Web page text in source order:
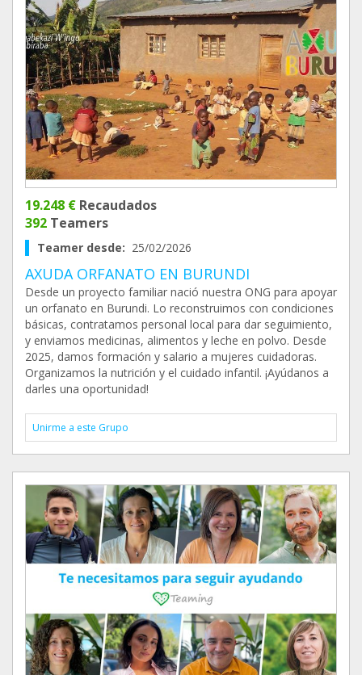
19.248 € Recaudados
392 Teamers
Teamer desde: 25/02/2026
AXUDA ORFANATO EN BURUNDI
Desde un proyecto familiar nació nuestra ONG para apoyar
un orfanato en Burundi. Lo reconstruimos con condiciones
básicas, contratamos personal local para dar seguimiento,
y enviamos medicinas, alimentos y leche en polvo. Desde
2025, damos formación y salario a mujeres cuidadoras.
Organizamos la nutrición y el cuidado infantil. ¡Ayúdanos a
darles una oportunidad!
Unirme a este Grupo